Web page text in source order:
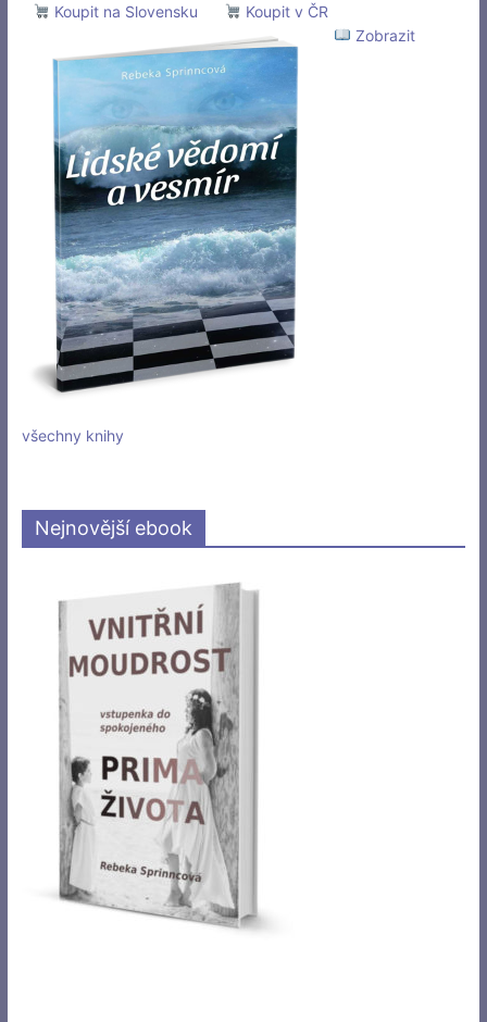
Koupit na Slovensku
Koupit v ČR
Zobrazit
všechny knihy
Nejnovější ebook